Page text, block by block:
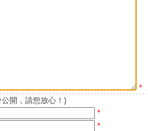
*
開，請您放心！)
*
*